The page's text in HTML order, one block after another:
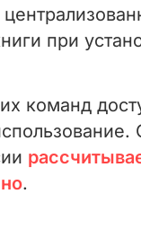
при
команд
.